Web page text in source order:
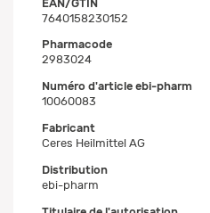
EAN/GTIN
7640158230152
Pharmacode
2983024
Numéro d'article ebi-pharm
10060083
Fabricant
Ceres Heilmittel AG
Distribution
ebi-pharm